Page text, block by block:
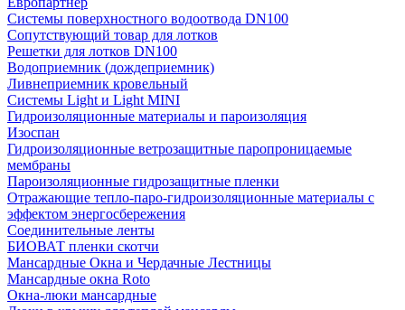
Системы поверхностного водоотвода DN100
Сопутствующий товар для лотков
Решетки для лотков DN100
Водоприемник (дождеприемник)
Ливнеприемник кровельный
Системы Light и Light MINI
Гидроизоляционные материалы и пароизоляция
Изоспан
Гидроизоляционные ветрозащитные паропроницаемые
мембраны
Пароизоляционные гидрозащитные пленки
Отражающие тепло-паро-гидроизоляционные материалы с
эффектом энергосбережения
Соединительные ленты
БИОВАТ пленки скотчи
Мансардные Окна и Чердачные Лестницы
Мансардные окна Roto
Окна-люки мансардные